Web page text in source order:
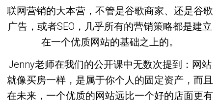
联网营销的大本营，不管是谷歌商家、还是谷歌
广告，或者SEO，几乎所有的营销策略都是建立
在一个优质网站的基础之上的。
Jenny老师在我们的公开课中无数次提到： 网站
就像买房一样，是属于你个人的固定资产 ，而且
在未来，一个优质的网站远比一个好的店面更有